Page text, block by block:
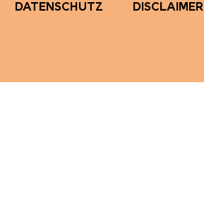
DATENSCHUTZ DISCLAIMER